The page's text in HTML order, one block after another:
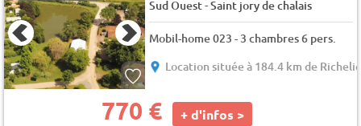
Sud Ouest-Saint jory de chalais
Mobil-home 023 - 3 chambres 6 pers.
Location située à 184.4 km de
770 € + d'infos >